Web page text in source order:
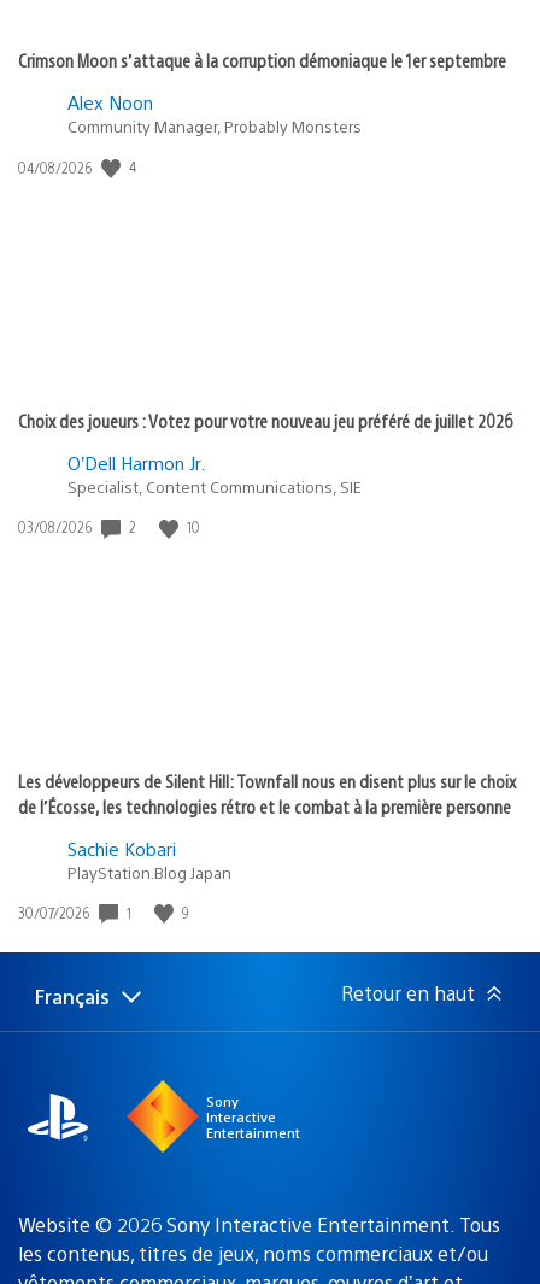
Crimson Moon s’attaque à la corruption démoniaque le 1er septembre
Alex Noon
Community Manager, Probably Monsters
Date
04/08/2026 4
Choix des joueurs : Votez pour votre nouveau jeu préféré de juillet 2026
O’Dell Harmon Jr.
Specialist, Content Communications, SIE
Date
03/08/2026 2 10
Les développeurs de Silent Hill: Townfall nous en disent plus sur le choix
de l’Écosse, les technologies rétro et le combat à la première personne
Sachie Kobari
PlayStation.Blog Japan
Date
publication
30/07/2026 1 9
Choisir
Région
Français Retour en haut
Sony
Interactive
Entertainment
Website © 2026 Sony Interactive Entertainment. Tous
les contenus, titres de jeux, noms commerciaux et/ou